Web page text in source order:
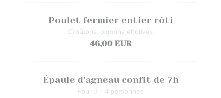
Poulet fermier entier rôti
Croûtons, oignons et olives
46,00 EUR
Épaule d'agneau confit de 7h
Pour 3 - 4 personnes